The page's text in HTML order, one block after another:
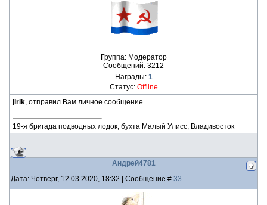
Группа: Модератор
Сообщений: 3212
Награды: 1
Статус: Offline
jirik, отправил Вам личное сообщение
19-я бригада подводных лодок, бухта Малый Улисс, Владивосток
Андрей4781
Дата: Четверг, 12.03.2020, 18:32 | Сообщение # 33